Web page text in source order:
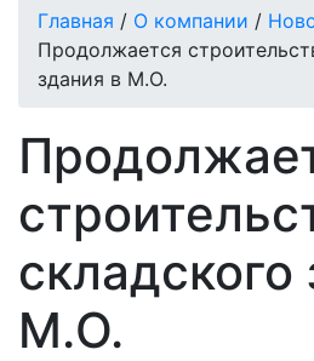
Главная / О компании /
Продолжается
здания в М.О.
складского
М.О.